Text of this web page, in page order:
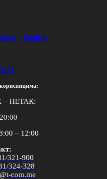
English
– ПЕТАК:
– 12:00
321-900
324-328
@t-com.me